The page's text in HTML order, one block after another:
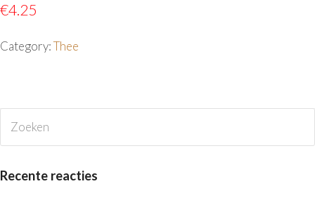
€4.25
Category:Thee
Recente reacties